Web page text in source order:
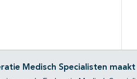
Medisch Specialisten